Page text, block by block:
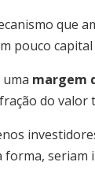
que
pouco capital
margem
do valor
seriam